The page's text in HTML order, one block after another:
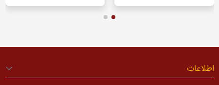
اطلاعات